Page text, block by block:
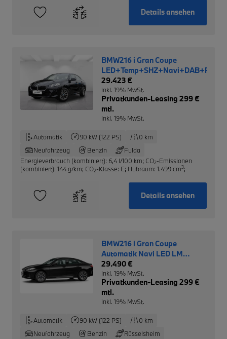
Details ansehen
BMW216 i Gran Coupe
LED+Temp+SHZ+Navi+DAB+RFK
29.423 €
inkl. 19% MwSt.
Privatkunden-Leasing 299 €
mtl.
inkl. 19% MwSt.
Automatik 90 kW (122 PS)
0 km
Neufahrzeug
Benzin
Fulda
Energieverbrauch (kombiniert): 6,4 l/100 km; CO2-Emissionen
(kombiniert): 144 g/km; CO2-Klasse: E; Hubraum: 1.499 cm3;
Details ansehen
BMW216 i Gran Coupe
Automatik Navi LED LM
Driving Ass.
29.490 €
inkl. 19% MwSt.
Privatkunden-Leasing 299 €
mtl.
inkl. 19% MwSt.
Automatik 90 kW (122 PS)
0 km
Neufahrzeug
Benzin
Rüsselsheim